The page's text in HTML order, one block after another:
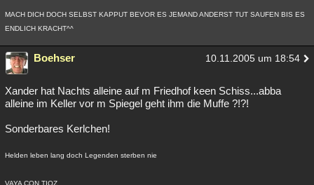
MACH DICH DOCH SELBST KAPPUT BEVOR ES JEMAND ANDERST TUT SAUFEN BIS ES
ENDLICH KRACHT^^
Boehser 10.11.2005 um 18:54
Xander hat Nachts alleine auf m Friedhof keen Schiss...abba
alleine im Keller vor m Spiegel geht ihm die Muffe ?!?!
Sonderbares Kerlchen!
Helden leben lang doch Legenden sterben nie
VAYA CON TIOZ